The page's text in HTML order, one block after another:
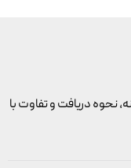
نحوه دریافت و تفاوت با